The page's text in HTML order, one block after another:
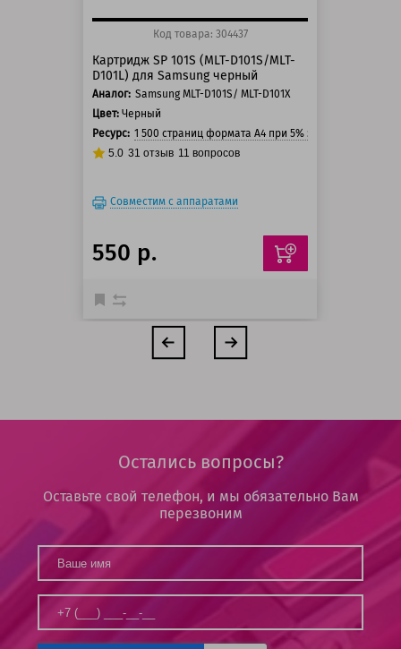
Код товара: 304437
Картридж SP 101S (MLT-D101S/MLT-
D101L) для Samsung черный
Аналог: Samsung MLT-D101S/ MLT-D101X
Цвет: Черный
Ресурс: 1 500 страниц формата А4 при 5% заполнении
5.0 31 отзыв 11 вопросов
Совместим с аппаратами
550 р.
Остались вопросы?
Оставьте свой телефон, и мы обязательно Вам
перезвоним